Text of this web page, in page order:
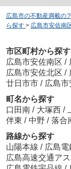
広島市の不動産満載の
ら探す > 広島市安佐南
市区町村から探す
広島市安佐南区 /
広島市安佐北区 /
廿日市市 / 広島
町名から探す
口田南 / 大塚西 /
伴東 / 中野 / 落合
路線から探す
山陽本線 / 広島
広島高速交通ア